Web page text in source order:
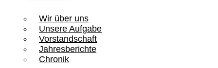
Wir über uns
Unsere Aufgabe
Vorstandschaft
Jahresberichte
Chronik